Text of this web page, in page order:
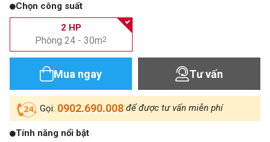
Chọn công suất
2 HP
Phòng 24 - 30m2
Mua ngay Tư vấn
Gọi: 0902.690.008 để được tư vấn miễn phí
Tính năng nổi bật